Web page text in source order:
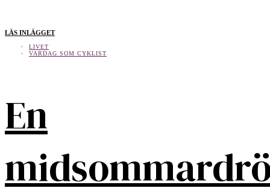
LÄS INLÄGGET
LIVET
VARDAG SOM CYKLIST
En